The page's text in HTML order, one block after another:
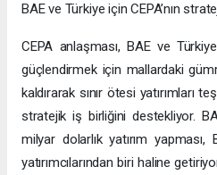
BAE ve Türkiye için CEPA’nın
CEPA anlaşması, BAE ve
güçlendirmek için mallardaki
kaldırarak sınır ötesi yatırımları
stratejik iş birliğini destekliyor.
milyar dolarlık yatırım yapması,
yatırımcılarından biri haline